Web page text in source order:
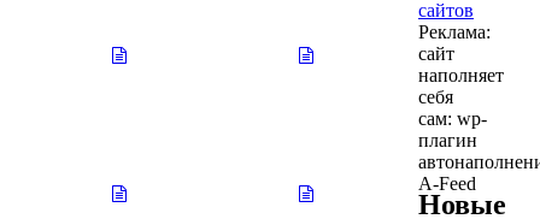
Нет
заголовка
29.10.2025
Нет
заголовка
29.10.2025
Реклама:
сайт
наполняет
себя
сам: wp-
плагин
A-Feed
Новые